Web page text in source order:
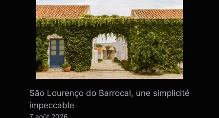
São Lourenço do Barrocal, une simplicité
impeccable